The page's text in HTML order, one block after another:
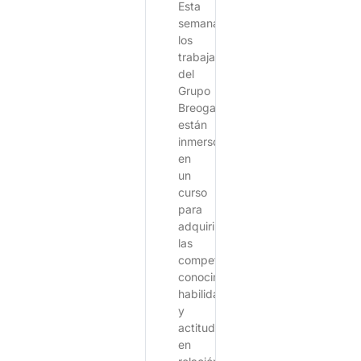
Esta
semana,
los
trabajadores
del
Grupo
Breogan,
están
inmersos
en
un
curso
para
adquirir
las
competencias,
conocimientos,
habilidades
y
actitudes
en